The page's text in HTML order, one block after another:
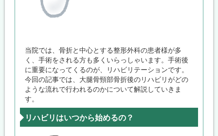
当院では、骨折と中心とする整形外科の患者様が多
く、手術をされる方も多くいらっしゃいます。手術後
に重要になってくるのが、リハビリテーションです。
今回の記事では、大腿骨頸部骨折後のリハビリがどの
ような流れで行われるのかについて解説していきま
す。
リハビリはいつから始めるの？